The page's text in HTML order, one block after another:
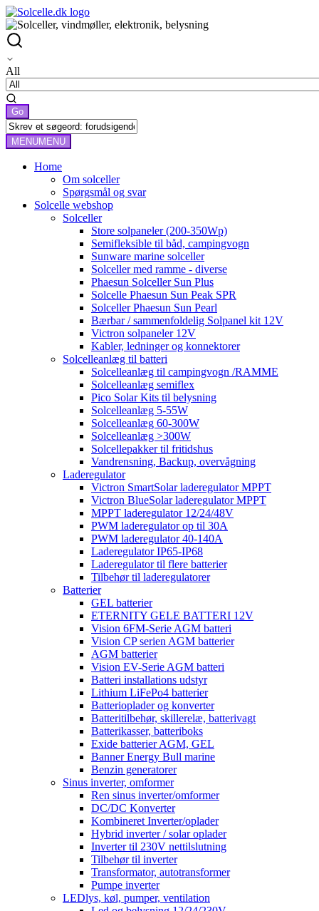
All
MENUMENU
Home
Om solceller
Spørgsmål og svar
Solcelle webshop
Solceller
Store solpaneler (200-350Wp)
Semifleksible til båd, campingvogn
Sunware marine solceller
Solceller med ramme - diverse
Phaesun Solceller Sun Plus
Solcelle Phaesun Sun Peak SPR
Solceller Phaesun Sun Pearl
Bærbar / sammenfoldelig Solpanel kit 12V
Victron solpaneler 12V
Kabler, ledninger og konnektorer
Solcelleanlæg til batteri
Solcelleanlæg til campingvogn /RAMME
Solcelleanlæg semiflex
Pico Solar Kits til belysning
Solcelleanlæg 5-55W
Solcelleanlæg 60-300W
Solcelleanlæg >300W
Solcellepakker til fritidshus
Vandrensning, Backup, overvågning
Laderegulator
Victron SmartSolar laderegulator MPPT
Victron BlueSolar laderegulator MPPT
MPPT laderegulator 12/24/48V
PWM laderegulator op til 30A
PWM laderegulator 40-140A
Laderegulator IP65-IP68
Laderegulator til flere batterier
Tilbehør til laderegulatorer
Batterier
GEL batterier
ETERNITY GELE BATTERI 12V
Vision 6FM-Serie AGM batteri
Vision CP serien AGM batterier
AGM batterier
Vision EV-Serie AGM batteri
Batteri installations udstyr
Lithium LiFePo4 batterier
Batterioplader og konverter
Batteritilbehør, skillerelæ, batterivagt
Batterikasser, batteriboks
Exide batterier AGM, GEL
Banner Energy Bull marine
Benzin generatorer
Sinus inverter, omformer
Ren sinus inverter/omformer
DC/DC Konverter
Kombineret Inverter/oplader
Hybrid inverter / solar oplader
Inverter til 230V nettilslutning
Tilbehør til inverter
Transformator, autotransformer
Pumpe inverter
LEDlys, køl, pumper, ventilation